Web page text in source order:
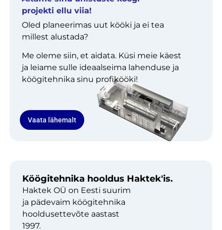
projekti ellu viia!
Oled planeerimas uut kööki ja ei tea
millest alustada?
Me oleme siin, et aidata. Küsi meie käest
ja leiame sulle ideaalseima lahenduse ja
köögitehnika sinu profikööki!
Vaata lähemalt
Köögitehnika hooldus Haktek'is.
Haktek OÜ on Eesti suurim
ja pädevaim köögitehnika
hooldusettevõte aastast
1997.